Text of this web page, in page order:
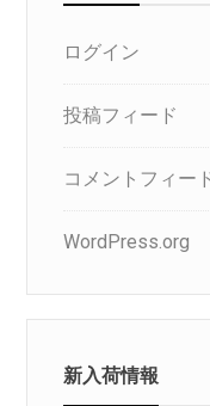
ログイン
投稿フィード
コメントフィー
WordPress.org
新入荷情報